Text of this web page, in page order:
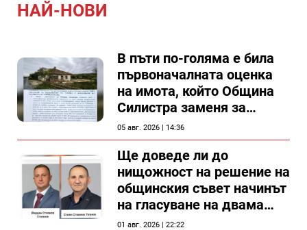
НАЙ-НОВИ
В пъти по-голяма е била
първоначалната оценка
на имота, който Община
Силистра заменя за
спирка, показват
документи
05 авг. 2026 | 14:36
Ще доведе ли до
нищожност на решение на
общинския съвет начинът
на гласуване на двама
съветници в Силистра?
01 авг. 2026 | 22:22